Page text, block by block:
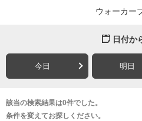
ウォーカー
日付か
今日 明日
該当の検索結果は0件でした。
条件を変えてお探しください。